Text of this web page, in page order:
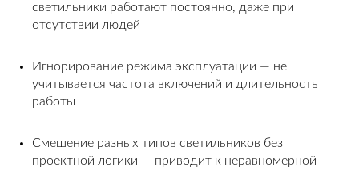
светильники работают постоянно, даже при
отсутствии людей
Игнорирование режима эксплуатации — не
учитывается частота включений и длительность
работы
Смешение разных типов светильников без
проектной логики — приводит к неравномерной